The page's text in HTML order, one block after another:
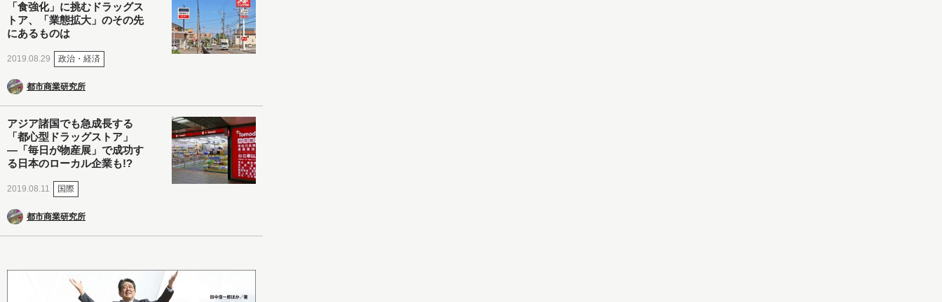
「食強化」に挑むドラッグス
トア、「業態拡大」のその先
にあるものは
2019.08.29 政治・経済
都市商業研究所
アジア諸国でも急成長する
「都心型ドラッグストア」
―「毎日が物産展」で成功す
る日本のローカル企業も!?
2019.08.11 国際
都市商業研究所